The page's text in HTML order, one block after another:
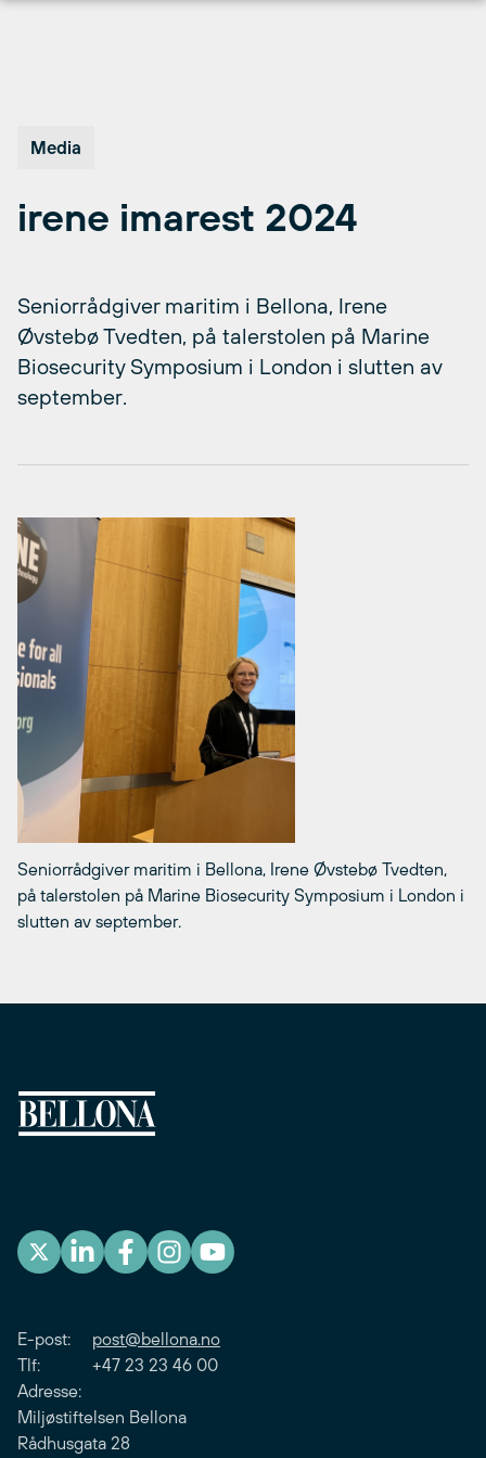
Media
irene imarest 2024
Seniorrådgiver maritim i Bellona, Irene
Øvstebø Tvedten, på talerstolen på Marine
Biosecurity Symposium i London i slutten av
september.
Seniorrådgiver maritim i Bellona, Irene Øvstebø Tvedten,
på talerstolen på Marine Biosecurity Symposium i London i
slutten av september.
E-post: post@bellona.no
Tlf: +47 23 23 46 00
Adresse:
Miljøstiftelsen Bellona
Rådhusgata 28